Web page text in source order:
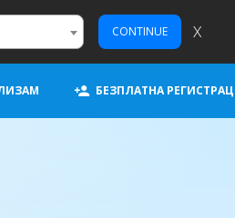
CONTINUE X
БЕЗПЛАТНА